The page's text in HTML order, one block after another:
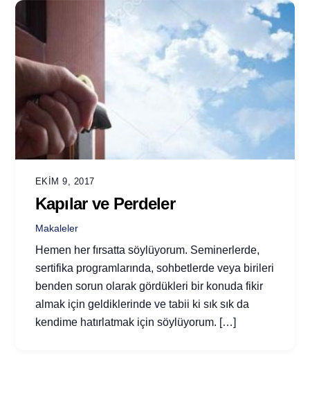
EKIM 9, 2017
Kapılar ve Perdeler
Makaleler
Hemen her fırsatta söylüyorum. Seminerlerde,
sertifika programlarında, sohbetlerde veya birileri
benden sorun olarak gördükleri bir konuda fikir
almak için geldiklerinde ve tabii ki sık sık da
kendime hatırlatmak için söylüyorum. […]